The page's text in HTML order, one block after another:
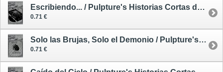
Escribiendo... / Pulpture's Historias Cortas de Intensa Ficción 9
0.71 €
Solo las Brujas, Solo el Demonio / Pulpture's Historias Cortas de Intensa Ficción 7
0.71 €